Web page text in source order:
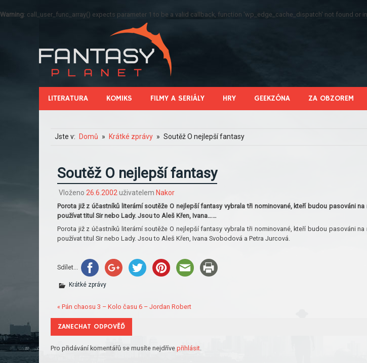
Warning: call_user_func_array() expects parameter 1 to be a valid callback, function 'wp_edge_cache_dispatch' not found or
LITERATURA KOMIKS FILMY A SERIÁLY HRY GEEKZÓNA ZA OBZOREM
Jste v: Domů Krátké zprávy Soutěž O nejlepší fantasy
Soutěž O nejlepší fantasy
Vloženo 26.6.2002 uživatelem Nakor
Porota již z účastníků literární soutěže O nejlepší fantasy vybrala tři nominované, kteří budou pasováni
používat titul Sir nebo Lady. Jsou to Aleš Křen, Ivana……
Porota již z účastníků literární soutěže O nejlepší fantasy vybrala tři nominované, kteří budou pasováni
používat titul Sir nebo Lady. Jsou to Aleš Křen, Ivana Svobodová a Petra Jurcová.
Sdílet...
Krátké zprávy
« Pán chaosu 3 – Kolo času 6 – Jordan Robert
ZANECHAT ODPOVĚĎ
Pro přidávání komentářů se musíte nejdřívepřihlásit